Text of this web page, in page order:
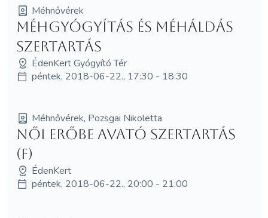
Méhnővérek
Méhgyógyítás és MéhÁldás
szertartás
ÉdenKert Gyógyító Tér
péntek, 2018-06-22., 17:30 - 18:30
Méhnővérek, Pozsgai Nikoletta
Női Erőbe avató szertartás
(F)
ÉdenKert
péntek, 2018-06-22., 20:00 - 21:00